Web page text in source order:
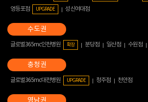
영등포점
UPGRADE 성신여대점
글로벌365mc인천병원 확장 분당점 일산점 수원점
글로벌365mc대전병원 UPGRADE 청주점 천안점